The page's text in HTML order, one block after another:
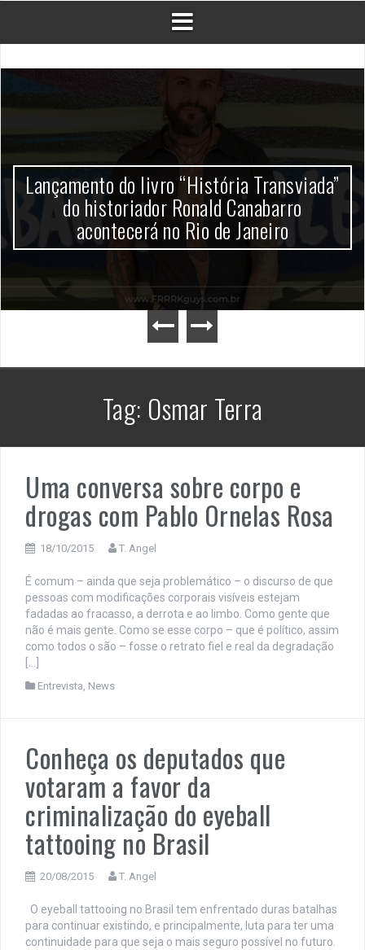
Lançamento do livro “História Transviada”
do historiador Ronald Canabarro
acontecerá no Rio de Janeiro
Tag: Osmar Terra
Uma conversa sobre corpo e
drogas com Pablo Ornelas Rosa
18/10/2015 T. Angel
É comum – ainda que seja problemático – o discurso de que
pessoas com modificações corporais visíveis estejam
fadadas ao fracasso, a derrota e ao limbo. Como gente que
não é mais gente. Como se esse corpo – que é político, assim
como todos o são – fosse o retrato fiel e real da degradação
[…]
Entrevista, News
Conheça os deputados que
votaram a favor da
criminalização do eyeball
tattooing no Brasil
20/08/2015 T. Angel
O eyeball tattooing no Brasil tem enfrentado duras batalhas
para continuar existindo, e principalmente, luta para ter uma
continuidade para que seja o mais seguro possível no futuro.